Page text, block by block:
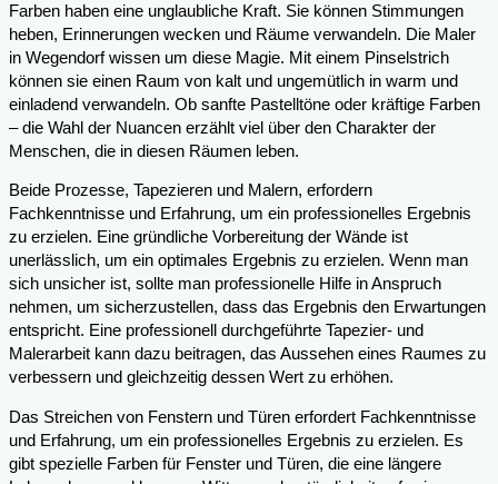
Farben haben eine unglaubliche Kraft. Sie können Stimmungen
heben, Erinnerungen wecken und Räume verwandeln. Die Maler
in Wegendorf wissen um diese Magie. Mit einem Pinselstrich
können sie einen Raum von kalt und ungemütlich in warm und
einladend verwandeln. Ob sanfte Pastelltöne oder kräftige Farben
– die Wahl der Nuancen erzählt viel über den Charakter der
Menschen, die in diesen Räumen leben.
Beide Prozesse, Tapezieren und Malern, erfordern
Fachkenntnisse und Erfahrung, um ein professionelles Ergebnis
zu erzielen. Eine gründliche Vorbereitung der Wände ist
unerlässlich, um ein optimales Ergebnis zu erzielen. Wenn man
sich unsicher ist, sollte man professionelle Hilfe in Anspruch
nehmen, um sicherzustellen, dass das Ergebnis den Erwartungen
entspricht. Eine professionell durchgeführte Tapezier- und
Malerarbeit kann dazu beitragen, das Aussehen eines Raumes zu
verbessern und gleichzeitig dessen Wert zu erhöhen.
Das Streichen von Fenstern und Türen erfordert Fachkenntnisse
und Erfahrung, um ein professionelles Ergebnis zu erzielen. Es
gibt spezielle Farben für Fenster und Türen, die eine längere